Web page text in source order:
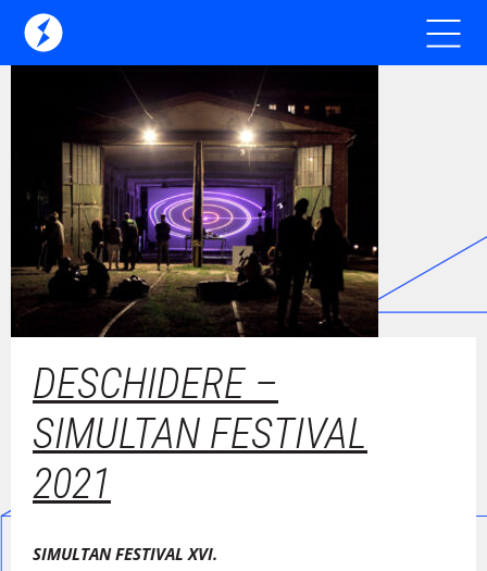
DESCHIDERE –
SIMULTAN FESTIVAL
2021
SIMULTAN FESTIVAL XVI.